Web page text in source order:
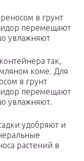
в грунт
перемещают
увлажняют
так,
коме. Для
в грунт
перемещают
увлажняют.
удобряют и
растений в